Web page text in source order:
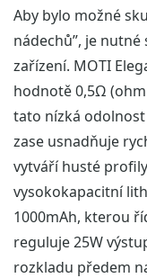
Aby bylo možné
nádechů”, je
zařízení. MOTI
hodnotě 0,5Ω
tato nízká
zase usnadňuje
vytváří husté
vysokokapacitní
1000mAh, kterou
reguluje 25W
rozkladu předem